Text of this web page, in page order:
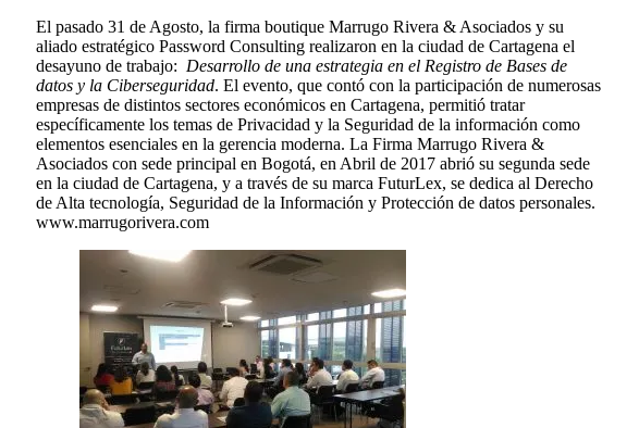
El pasado 31 de Agosto, la firma boutique Marrugo Rivera & Asociados y su
aliado estratégico Password Consulting realizaron en la ciudad de Cartagena el
desayuno de trabajo: Desarrollo de una estrategia en el Registro de Bases de
datos y la Ciberseguridad. El evento, que contó con la participación de numerosas
empresas de distintos sectores económicos en Cartagena, permitió tratar
específicamente los temas de Privacidad y la Seguridad de la información como
elementos esenciales en la gerencia moderna. La Firma Marrugo Rivera &
Asociados con sede principal en Bogotá, en Abril de 2017 abrió su segunda sede
en la ciudad de Cartagena, y a través de su marca FuturLex, se dedica al Derecho
de Alta tecnología, Seguridad de la Información y Protección de datos personales.
www.marrugorivera.com